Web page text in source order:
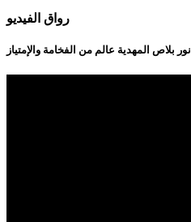
رواق الفيديو
نور بلاص المهدية عالم من الفخامة والإمتياز